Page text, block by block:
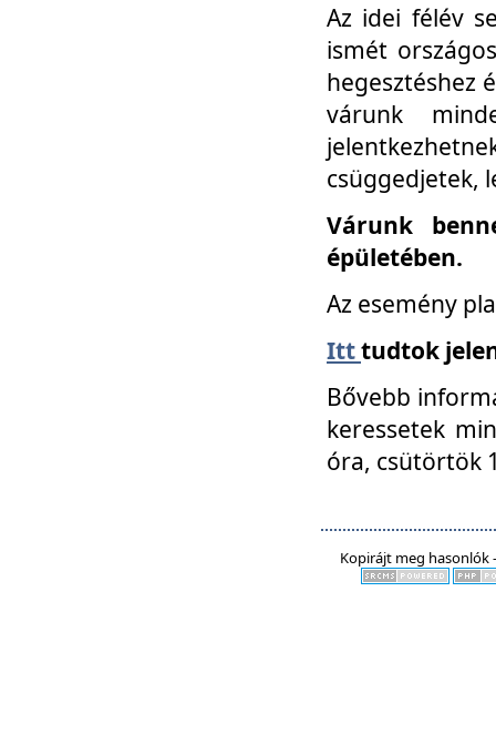
Az idei félév
ismét
hegesztéshez
várunk
csüggedjetek,
Várunk
épületében.
Az esemény
Itttudtok
Bővebb
keressetek
óra, csütörtök
Kopirájt meg hasonlók